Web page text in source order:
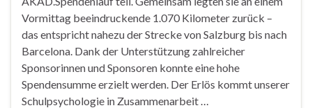
Vormittag beeindruckende 1.070 Kilometer zurück –
das entspricht nahezu der Strecke von Salzburg bis nach
Barcelona. Dank der Unterstützung zahlreicher
Sponsorinnen und Sponsoren konnte eine hohe
Spendensumme erzielt werden. Der Erlös kommt unserer
Schulpsychologie in Zusammenarbeit …